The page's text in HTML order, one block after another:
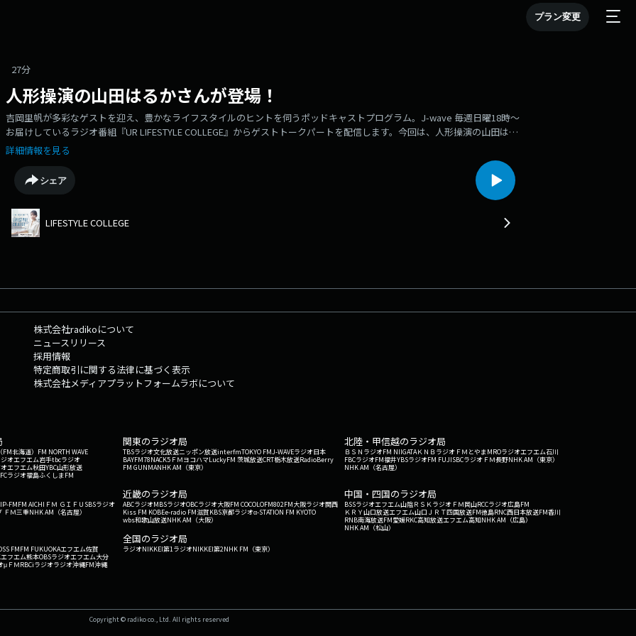
プラン変更
27分
人形操演の山田はるかさんが登場！
吉岡里帆が多彩なゲストを迎え、豊かなライフスタイルのヒントを伺うポッドキャストプログラム。J-wave 毎週日曜18時～
お届けしているラジオ番組『UR LIFESTYLE COLLEGE』からゲストトークパートを配信します。今回は、人形操演の山田はる
かさんが登場！山田はるかさんは、人形の体を動かし、生きているかのように操る“人形操演”のエキスパート！NHK Eテレの
『ねほりんぱほりん』をはじめ、様々な番組を担当されていると共に、ミュージック・ビデオ、舞台やライブでも活躍されて
いらっしゃいます。番組SNSではゲストとの写真もアップされています。番組アカウントとはこちらから👇▼UR LIFESTYLE
COLLEGE 公式X🐦▼UR LIFESTYLE COLLEGE 公式Instagram📷UR LIFE STLYE COLLEGEは毎週日曜日18:00から📻札幌 FM
NORTH WAVE、東京J-WAVE、名古屋 ZIP-FM、大阪 FM802、福岡CROSSFMのJFL5局で放送中です。ラジオでは様々なジャン
ルのエキスパートにお話を伺うコーナーもお届けしていますので、ぜひこちらも聞いてみてください。番組HP：
https://www.j-wave.co.jp/original/lscollege/
詳細情報を見る
シェア
LIFESTYLE COLLEGE
株式会社radikoについて
ニュースリリース
採用情報
特定商取引に関する法律に基づく表示
株式会社メディアプラットフォームラボについて
北海道） FM NORTH WAVE
オエフエム岩手tbcラジオ
エフエム秋田YBC山形放送
ラジオ福島ふくしまFM
関東のラジオ局
TBSラジオ文化放送ニッポン放送interfmTOKYO FMJ-WAVEラジオ日本
BAYFM78NACK5 ＦＭヨコハマLuckyFM 茨城放送CRT栃木放送RadioBerry
FM GUNMANHK AM（東京）
北陸・甲信越のラジオ局
ＢＳＮラジオFM NIIGATAＫＮＢラジオ ＦＭとやまMROラジオエフエム石川
FBCラジオFM福井YBSラジオFM FUJISBCラジオ ＦＭ長野NHK AM（東京）
NHK AM（名古屋）
FMFM AICHI ＦＭ ＧＩＦＵ SBSラジオ
ＦＭ三重NHK AM（名古屋）
近畿のラジオ局
ABCラジオMBSラジオOBCラジオ大阪FM COCOLOFM802FM大阪ラジオ関西
Kiss FM KOBEe-radio FM滋賀KBS京都ラジオα-STATION FM KYOTO
wbs和歌山放送NHK AM（大阪）
中国・四国のラジオ局
BSSラジオエフエム山陰ＲＳＫラジオ ＦＭ岡山RCCラジオ広島FM
ＫＲＹ山口放送エフエム山口 ＪＲＴ四国放送FM徳島RNC西日本放送FM香川
RNB南海放送FM愛媛RKC高知放送エフエム高知NHK AM（広島）
NHK AM（松山）
FMFM FUKUOKAエフエム佐賀
フエム熊本OBSラジオエフエム大分
μＦＭRBCiラジオラジオ沖縄FM沖縄
全国のラジオ局
ラジオNIKKEI第1ラジオNIKKEI第2NHK FM（東京）
Copyright © radiko co., Ltd. All rights reserved